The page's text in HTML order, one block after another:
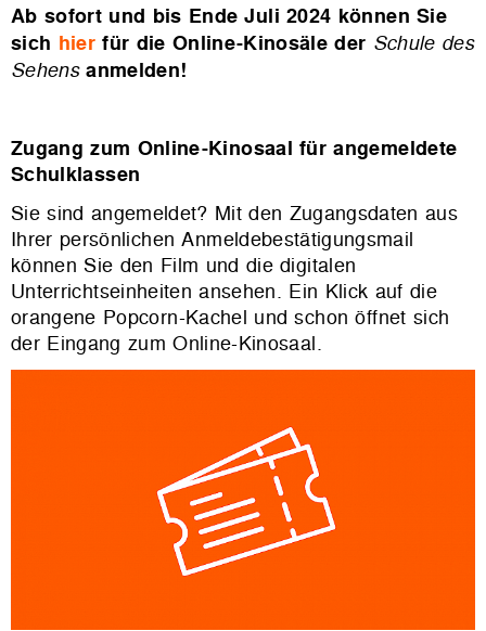
Ab sofort und bis Ende Juli 2024 können Sie
sich hier für die Online-Kinosäle der Schule des
Sehensanmelden!
Zugang zum Online-Kinosaal für angemeldete
Schulklassen
Sie sind angemeldet? Mit den Zugangsdaten aus
Ihrer persönlichen Anmeldebestätigungsmail
können Sie den Film und die digitalen
Unterrichtseinheiten ansehen. Ein Klick auf die
orangene Popcorn-Kachel und schon öffnet sich
der Eingang zum Online-Kinosaal.